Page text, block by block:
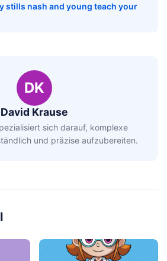
stills nash and young teach your
DK
David Krause
sich darauf, komplexe
und präzise aufzubereiten.